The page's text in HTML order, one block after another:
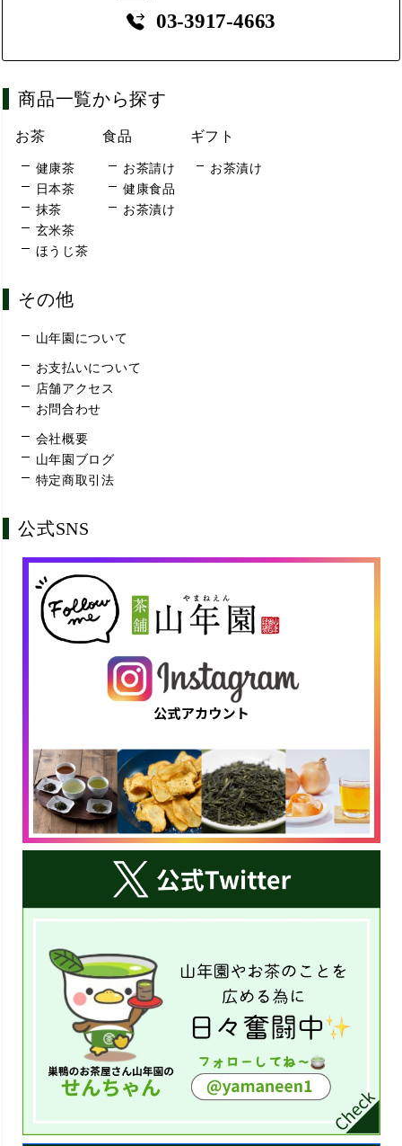
03-3917-4663
商品一覧から探す
お茶
健康茶
日本茶
抹茶
玄米茶
ほうじ茶
食品
お茶請け
健康食品
お茶漬け
ギフト
お茶漬け
その他
山年園について
お支払いについて
店舗アクセス
お問合わせ
会社概要
山年園ブログ
特定商取引法
公式SNS